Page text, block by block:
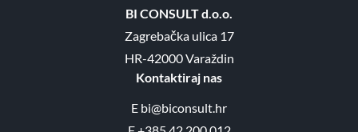
BI CONSULT d.o.o.
Zagrebačka ulica 17
HR-42000 Varaždin
Kontaktiraj nas
E bi@biconsult.hr